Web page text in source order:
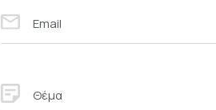
Email
Θέμα